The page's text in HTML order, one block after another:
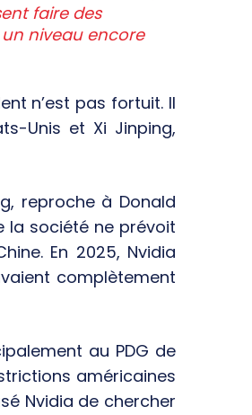
faire des
niveau encore
n’est pas fortuit. Il
Unis et Xi Jinping,
reproche à Donald
la société ne prévoit
En 2025, Nvidia
complètement
au PDG de
américaines
Nvidia de chercher